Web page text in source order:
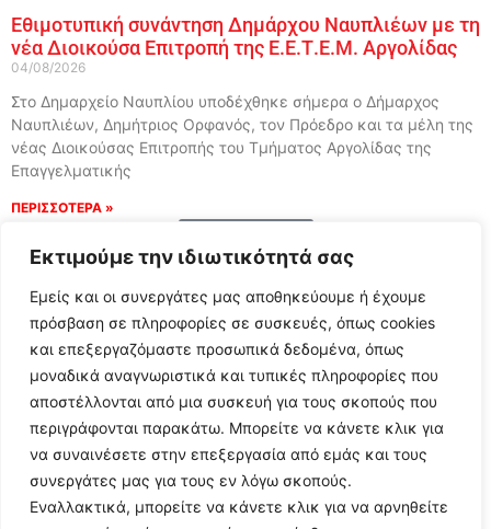
Εκτιμούμε την ιδιωτικότητά σας
Εμείς και οι συνεργάτες μας αποθηκεύουμε ή έχουμε
πρόσβαση σε πληροφορίες σε συσκευές, όπως cookies
και επεξεργαζόμαστε προσωπικά δεδομένα, όπως
μοναδικά αναγνωριστικά και τυπικές πληροφορίες που
αποστέλλονται από μια συσκευή για τους σκοπούς που
περιγράφονται παρακάτω. Μπορείτε να κάνετε κλικ για
να συναινέσετε στην επεξεργασία από εμάς και τους
συνεργάτες μας για τους εν λόγω σκοπούς.
Εναλλακτικά, μπορείτε να κάνετε κλικ για να αρνηθείτε
Εθιμοτυπική συνάντηση Δημάρχου Ναυπλιέων με τη
νέα Διοικούσα Επιτροπή της Ε.Ε.Τ.Ε.Μ. Αργολίδας
04/08/2026
Στο Δημαρχείο Ναυπλίου υποδέχθηκε σήμερα ο Δήμαρχος
Ναυπλιέων, Δημήτριος Ορφανός, τον Πρόεδρο και τα μέλη της
νέας Διοικούσας Επιτροπής του Τμήματος Αργολίδας της
Επαγγελματικής
ΠΕΡΙΣΣΟΤΕΡΑ »
Follow Us